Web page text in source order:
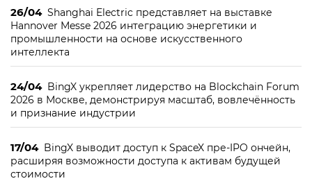
26/04 Shanghai Electric представляет на выставке
Hannover Messe 2026 интеграцию энергетики и
промышленности на основе искусственного
интеллекта
24/04 BingX укрепляет лидерство на Blockchain Forum
2026 в Москве, демонстрируя масштаб, вовлечённость
и признание индустрии
17/04 BingX выводит доступ к SpaceX пре-IPO ончейн,
расширяя возможности доступа к активам будущей
стоимости